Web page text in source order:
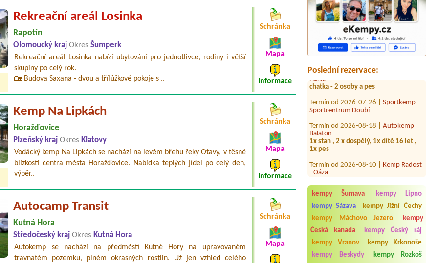
Poslední rezervace:
Termín od 2026-08-26 |Autokemp
Kristýna Jiránek
2 osoby 1 dítě
Termín od 2026-07-22 |Chatová
osada Jachta u Máchova jezera
Harta
chatka - 2 osoby a pes
Termín od 2026-07-26 |
Sportcentrum Doubí
Termín od 2026-08-18 |
Balaton
1x stan , 2 x dospělý, 1x dítě 16 let ,
1x pes
Termín od 2026-08-10 |
- Oáza
1x chata
Termín od 2026-07-22 |Kemp "U
Kateřiny" ve Štramberku
Termín od 2026-08-07 |Autokemp
Radost
2 chatky 6 osob
Termín od 2026-08-08 |
Autocamping
Pod Černým lesem
2 stan, 4 osoby, el. přípojka
kempy Šumava
kempy Lipno
kempy Sázava
kempy Jižní Čechy
kempy Máchovo Jezero
kempy
Česká kanada
kempy Český ráj
kempy Vranov
kempy Krkonoše
kempy Beskydy
kempy Rozkoš
Rekreační areál Losinka
Rapotín
Olomoucký krajOkres Šumperk
Rekreační areál Losinka nabízí ubytování pro jednotlivce, rodiny i větší
skupiny po celý rok.
🏡 Budova Saxana - dvou a třílůžkové pokoje s ..
Schránka
Mapa
Informace
Kemp Na Lipkách
Horažďovice
Plzeňský krajOkres Klatovy
Vodácký kemp Na Lipkách se nachází na levém břehu řeky Otavy, v těsné
blízkosti centra města Horažďovice. Nabídka teplých jídel po celý den,
výběr..
Schránka
Mapa
Informace
Autocamp Transit
Kutná Hora
Středočeský krajOkres Kutná Hora
Autokemp se nachází na předměstí Kutné Hory na upravovaném
travnatém pozemku, plném okrasných rostlin. Už jen vzhled celého
Schránka
Mapa